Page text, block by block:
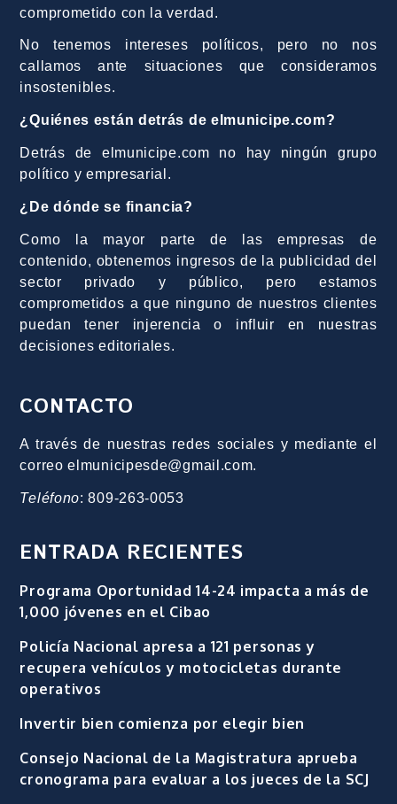
comprometido con la verdad.
No tenemos intereses políticos, pero no nos
callamos ante situaciones que consideramos
insostenibles.
¿Quiénes están detrás de elmunicipe.com?
Detrás de elmunicipe.com no hay ningún grupo
político y empresarial.
¿De dónde se financia?
Como la mayor parte de las empresas de
contenido, obtenemos ingresos de la publicidad del
sector privado y público, pero estamos
comprometidos a que ninguno de nuestros clientes
puedan tener injerencia o influir en nuestras
decisiones editoriales.
CONTACTO
A través de nuestras redes sociales y mediante el
correo elmunicipesde@gmail.com.
Teléfono: 809-263-0053
ENTRADA RECIENTES
Programa Oportunidad 14-24 impacta a más de
1,000 jóvenes en el Cibao
Policía Nacional apresa a 121 personas y
recupera vehículos y motocicletas durante
operativos
Invertir bien comienza por elegir bien
Consejo Nacional de la Magistratura aprueba
cronograma para evaluar a los jueces de la SCJ